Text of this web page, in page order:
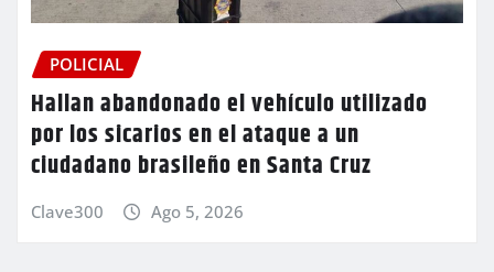
POLICIAL
Hallan abandonado el vehículo utilizado
por los sicarios en el ataque a un
ciudadano brasileño en Santa Cruz
Clave300 Ago 5, 2026